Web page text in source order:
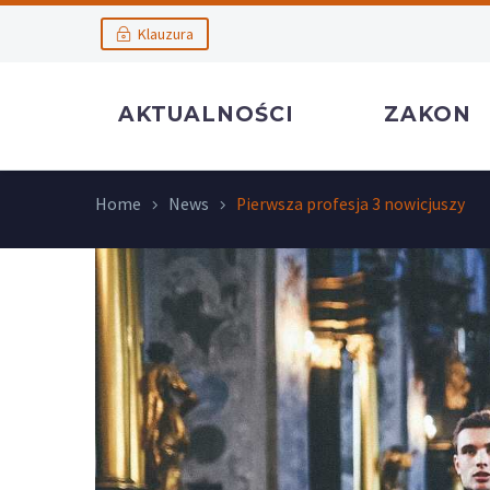
Klauzura
AKTUALNOŚCI ZAKON
Home News Pierwsza profesja 3 nowicjuszy